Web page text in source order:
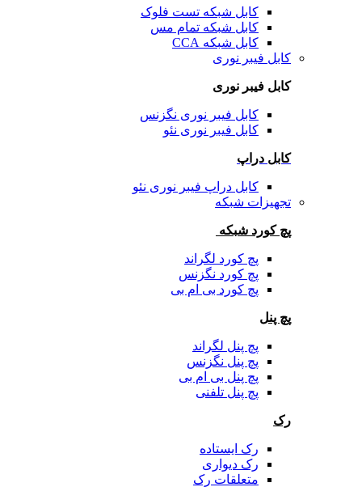
کابل شبکه تست فلوک
کابل شبکه تمام مس
کابل شبکه CCA
کابل فیبر نوری
کابل فیبر نوری
کابل فیبر نوری نگزنس
کابل فیبر نوری نئو
کابل دراپ
کابل دراپ فیبر نوری نئو
تجهیزات شبکه
پچ کورد شبکه
پچ کورد لگراند
پچ کورد نگزنس
پچ کورد بی ام بی
پچ پنل
پچ پنل لگراند
پچ پنل نگزنس
پچ پنل بی ام بی
پچ پنل تلفنی
رک
رک ایستاده
رک دیواری
متعلقات رک